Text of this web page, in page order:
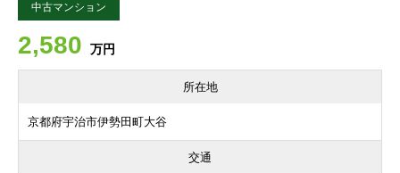
中古マンション
2,580 万円
所在地
京都府宇治市伊勢田町大谷
交通